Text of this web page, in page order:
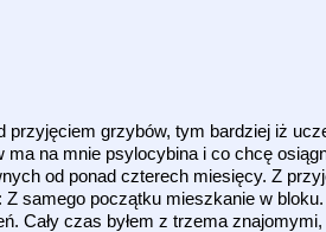
grzybów, tym bardziej iż
na mnie psylocybina i co chcę
od ponad czterech miesięcy. Z
samego początku mieszkanie w
Cały czas byłem z trzema